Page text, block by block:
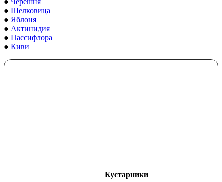
● Черешня
● Шелковица
● Яблоня
● Актинидия
● Пассифлора
● Киви
Кустарники